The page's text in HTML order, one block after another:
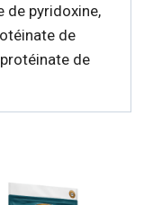
de pyridoxine,
de
de